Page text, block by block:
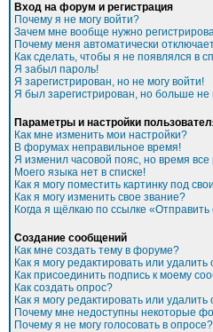
Вход на форум и регистрация
Почему я не могу войти?
Зачем мне вообще нужно
Почему меня автоматически
Как сделать, чтобы я не появлялся в
Я забыл пароль!
Я зарегистрирован, но не могу войти!
Я был зарегистрирован, но больше не
Параметры и настройки
Как мне изменить мои настройки?
В форумах неправильное время!
Я изменил часовой пояс, но время
Моего языка нет в списке!
Как я могу поместить картинку под
Как я могу изменить свое звание?
Когда я щёлкаю по ссылке
Создание сообщений
Как мне создать тему в форуме?
Как я могу редактировать или
Как присоединить подпись к моему
Как создать опрос?
Как я могу редактировать или удалить
Почему мне недоступны некоторые
Почему я не могу голосовать в опросе?